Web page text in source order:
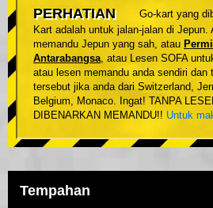
PERHATIAN
Go-kart yang
Kart adalah untuk jalan-jalan di Jepun.
memandu Jepun yang sah, atau
Antarabangsa , atau Lesen SOFA
atau lesen memandu anda sendiri dan
tersebut jika anda dari Switzerland,
Belgium, Monaco. Ingat! TANPA
DIBENARKAN MEMANDU!! Untuk
Tempahan